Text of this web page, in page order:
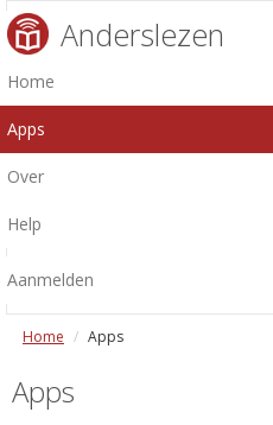
Anderslezen
Home
Apps
Over
Help
Aanmelden
Home Apps
Apps